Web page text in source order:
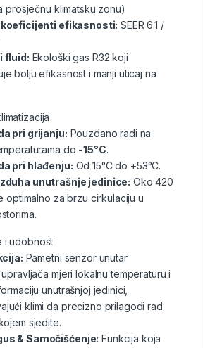
prosječnu klimatsku zonu)
efikasnosti: SEER 6.1 /
fluid: Ekološki gas R32 koji
bolju efikasnost i manji uticaj na
pri grijanju: Pouzdano radi na
do -15°C.
pri hlađenju: Od 15°C do +53°C.
unutrašnje jedinice: Oko 420
optimalno za brzu cirkulaciju u
i udobnost
Pametni senzor unutar
mjeri lokalnu temperaturu i
unutrašnjoj jedinici,
klimi da precizno prilagodi rad
sjedite.
& Samočišćenje: Funkcija koja